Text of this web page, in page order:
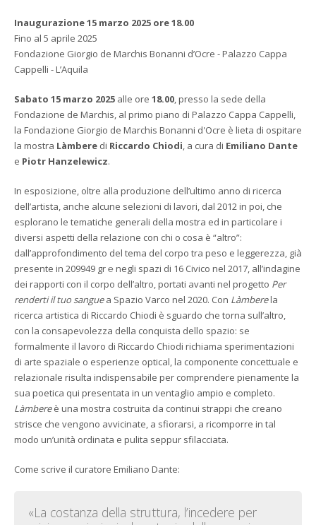
Inaugurazione 15 marzo 2025 ore 18.00
Fino al 5 aprile 2025
Fondazione Giorgio de Marchis Bonanni d’Ocre - Palazzo Cappa
Cappelli - L’Aquila
Sabato 15 marzo 2025 alle ore 18.00, presso la sede della
Fondazione de Marchis, al primo piano di Palazzo Cappa Cappelli,
la Fondazione Giorgio de Marchis Bonanni d'Ocre è lieta di ospitare
la mostra Làmbere di Riccardo Chiodi, a cura di Emiliano Dante
e Piotr Hanzelewicz.
In esposizione, oltre alla produzione dell’ultimo anno di ricerca
dell’artista, anche alcune selezioni di lavori, dal 2012 in poi, che
esplorano le tematiche generali della mostra ed in particolare i
diversi aspetti della relazione con chi o cosa è “altro”:
dall’approfondimento del tema del corpo tra peso e leggerezza, già
presente in 209949 gr ℮ negli spazi di 16 Civico nel 2017, all’indagine
dei rapporti con il corpo dell’altro, portati avanti nel progetto Per
renderti il tuo sanguea Spazio Varco nel 2020. Con Làmberela
ricerca artistica di Riccardo Chiodi è sguardo che torna sull’altro,
con la consapevolezza della conquista dello spazio: se
formalmente il lavoro di Riccardo Chiodi richiama sperimentazioni
di arte spaziale o esperienze optical, la componente concettuale e
relazionale risulta indispensabile per comprendere pienamente la
sua poetica qui presentata in un ventaglio ampio e completo.
Làmbereè una mostra costruita da continui strappi che creano
strisce che vengono avvicinate, a sfiorarsi, a ricomporre in tal
modo un’unità ordinata e pulita seppur sfilacciata.
Come scrive il curatore Emiliano Dante:
«La costanza della struttura, l’incedere per